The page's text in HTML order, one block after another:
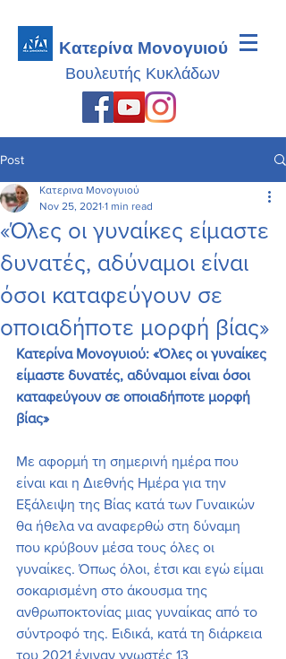
Κατερίνα Μονογυιού
Βουλευτής Κυκλάδων
Post
«Όλες οι γυναίκες είμαστε
δυνατές, αδύναμοι είναι
όσοι καταφεύγουν σε
οποιαδήποτε μορφή βίας»
Κατερινα Μονογυιού
Nov 25, 2021 1 min read
Κατερίνα Μονογυιού: «Όλες οι γυναίκες
είμαστε δυνατές, αδύναμοι είναι όσοι
καταφεύγουν σε οποιαδήποτε μορφή
βίας»
Με αφορμή τη σημερινή ημέρα που
είναι και η Διεθνής Ημέρα για την
Εξάλειψη της Βίας κατά των Γυναικών
θα ήθελα να αναφερθώ στη δύναμη
που κρύβουν μέσα τους όλες οι
γυναίκες. Όπως όλοι, έτσι και εγώ είμαι
σοκαρισμένη στο άκουσμα της
ανθρωποκτονίας μιας γυναίκας από το
σύντροφό της. Ειδικά, κατά τη διάρκεια
του 2021 έγιναν γνωστές 13